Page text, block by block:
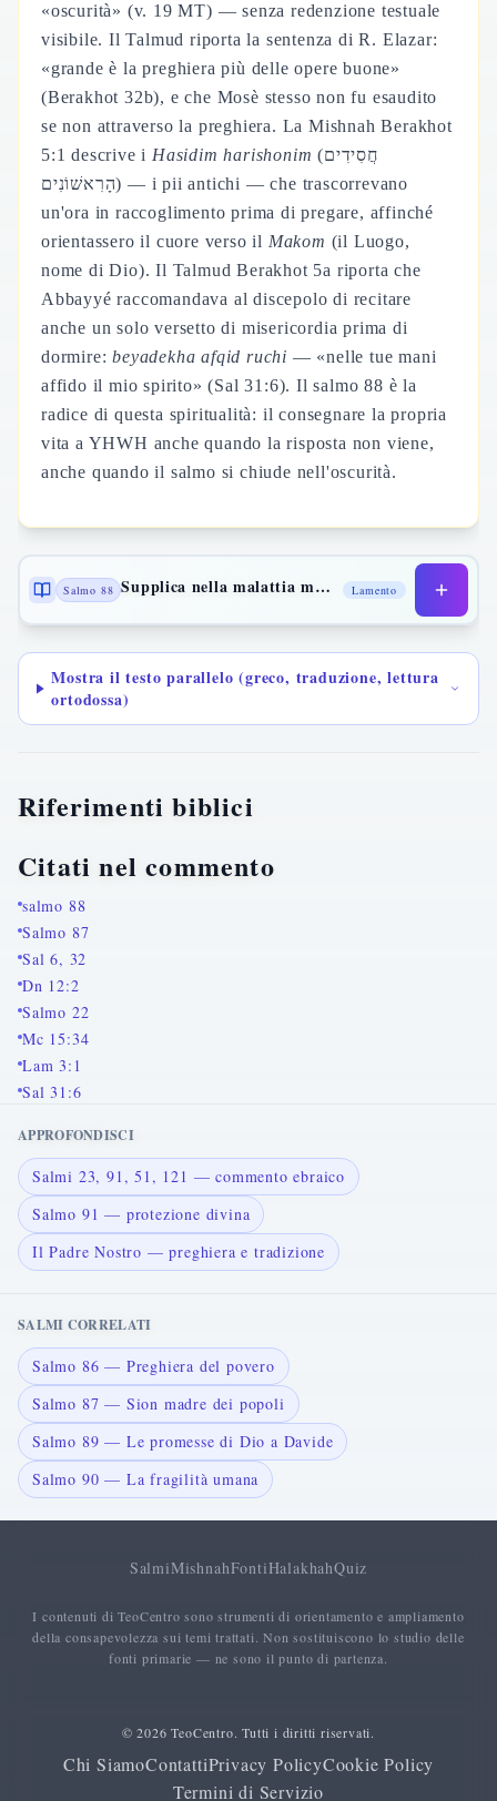
«oscurità» (v. 19 MT) — senza redenzione testuale
visibile. Il Talmud riporta la sentenza di R. Elazar:
«grande è la preghiera più delle opere buone»
(Berakhot 32b), e che Mosè stesso non fu esaudito
se non attraverso la preghiera. La Mishnah Berakhot
5:1 descrive i Hasidim harishonim (חֲסִידִים
הָרִאשׁוֹנִים) — i pii antichi — che trascorrevano
un'ora in raccoglimento prima di pregare, affinché
orientassero il cuore verso il Makom (il Luogo,
nome di Dio). Il Talmud Berakhot 5a riporta che
Abbayyé raccomandava al discepolo di recitare
anche un solo versetto di misericordia prima di
dormire:beyadekha afqid ruchi — «nelle tue mani
affido il mio spirito» (Sal 31:6). Il salmo 88 è la
radice di questa spiritualità: il consegnare la propria
vita a YHWH anche quando la risposta non viene,
anche quando il salmo si chiude nell'oscurità.
Salmo 88 Supplica nella malattia mortale Lamento
Mostra il testo parallelo (greco, traduzione, lettura
ortodossa)
Riferimenti biblici
Citati nel commento
salmo 88
Salmo 87
Sal 6, 32
Dn 12:2
Salmo 22
Mc 15:34
Lam 3:1
Sal 31:6
APPROFONDISCI
Salmi 23, 91, 51, 121 — commento ebraico
Salmo 91 — protezione divina
Il Padre Nostro — preghiera e tradizione
SALMI CORRELATI
Salmo 86 — Preghiera del povero
Salmo 87 — Sion madre dei popoli
Salmo 89 — Le promesse di Dio a Davide
Salmo 90 — La fragilità umana
SalmiMishnahFontiHalakhahQuiz
I contenuti di TeoCentro sono strumenti di orientamento e ampliamento
della consapevolezza sui temi trattati. Non sostituiscono lo studio delle
fonti primarie — ne sono il punto di partenza.
© 2026 TeoCentro. Tutti i diritti riservati.
Chi SiamoContattiPrivacy PolicyCookie Policy
Termini di Servizio